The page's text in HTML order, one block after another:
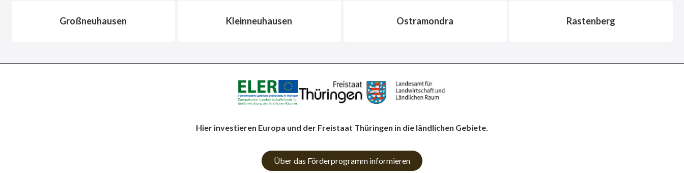
Großneuhausen Kleinneuhausen Ostramondra Rastenberg
Hier investieren Europa und der Freistaat Thüringen in die ländlichen Gebiete.
Über das Förderprogramm informieren